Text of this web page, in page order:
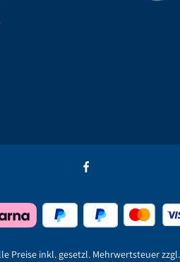
Preise inkl. gesetzl. Mehrwertsteuer zzgl.